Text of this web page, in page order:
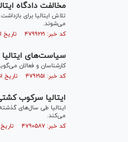
مخالفت دادگاه
می‌شوند.
کد خبر: ۴۷۹۹۲۲۱ تاریخ انتشار : ۱۴۰۳/۰۷/۲۸
سیاست‌های ایتالیا و مرگ
کارشناسان و فعالان
کد خبر: ۴۷۹۲۱۵۱ تاریخ انتشار : ۱۴۰۳/۰۶/۱۹
ایتالیا سرکوب
ایتالیا طی سال‌های
می‌کند.
کد خبر: ۴۷۹۰۵۸۷ تاریخ انتشار : ۱۴۰۳/۰۶/۰۷